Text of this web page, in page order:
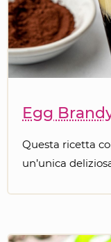
Egg
Questa ricetta
un’unica